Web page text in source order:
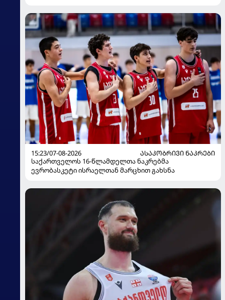
15:23/07-08-2026
ᲐᲡᲐᲙᲝᲑᲠᲘᲕᲘ ᲜᲐᲙᲠᲔᲑᲘ
საქართველოს 16-წლამდელთა ნაკრებმა
ევრობასკეტი ისრაელთან მარცხით გახსნა